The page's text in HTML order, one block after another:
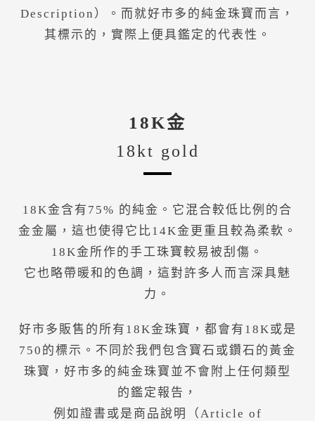
Description）。而就好市多的純金珠寶而言，
其標示的，實際上便具鑑定的代表性。
18K金
18kt gold
18K金含有75% 的純金。它混合較低比例的合
金金屬，這也使得它比14K金更重且較為柔軟。
18K金所作的手工珠寶較易被刮傷。
它也略帶暖和的色調，這對許多人而言深具魅
力。
好市多販售的所有18K金珠寶，都會有18K或是
750的標示。不同於我們包含寶石或鑽石的黃金
珠寶，好市多的純金珠寶並不會附上任何類型
的鑑定報告，
例如證書或是商品說明（Article of